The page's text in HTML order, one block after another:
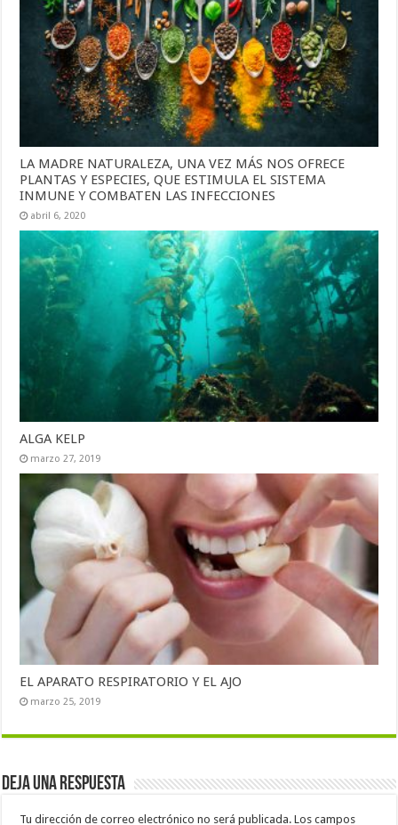
LA MADRE NATURALEZA, UNA VEZ MÁS NOS OFRECE
PLANTAS Y ESPECIES, QUE ESTIMULA EL SISTEMA
INMUNE Y COMBATEN LAS INFECCIONES
abril 6, 2020
ALGA KELP
marzo 27, 2019
EL APARATO RESPIRATORIO Y EL AJO
marzo 25, 2019
Deja una respuesta
Tu dirección de correo electrónico no será publicada. Los campos